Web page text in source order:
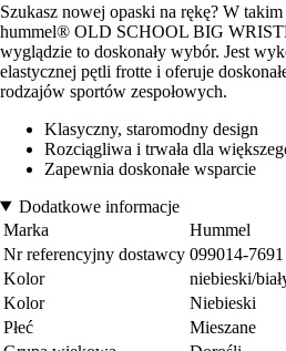
Szukasz nowej opaski na rękę? W
hummel® OLD SCHOOL BIG
wyglądzie to doskonały wybór. Jest
elastycznej pętli frotte i oferuje
rodzajów sportów zespołowych.
Klasyczny, staromodny design
Rozciągliwa i trwała dla
Zapewnia doskonałe wsparcie
Dodatkowe informacje
Marka
Hummel
Nr referencyjny dostawcy 099014-7691
Kolor
niebieski/
Kolor
Niebieski
Płeć
Mieszane